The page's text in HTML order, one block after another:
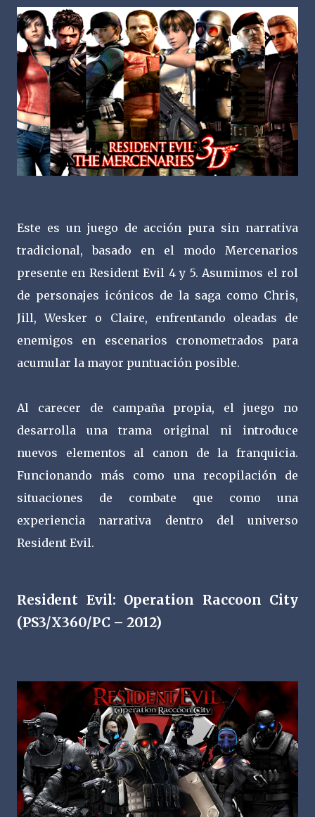
Este es un juego de acción pura sin narrativa
tradicional, basado en el modo Mercenarios
presente en Resident Evil 4 y 5. Asumimos el rol
de personajes icónicos de la saga como Chris,
Jill, Wesker o Claire, enfrentando oleadas de
enemigos en escenarios cronometrados para
acumular la mayor puntuación posible.
Al carecer de campaña propia, el juego no
desarrolla una trama original ni introduce
nuevos elementos al canon de la franquicia.
Funcionando más como una recopilación de
situaciones de combate que como una
experiencia narrativa dentro del universo
Resident Evil.
Resident Evil: Operation Raccoon City
(PS3/X360/PC – 2012)